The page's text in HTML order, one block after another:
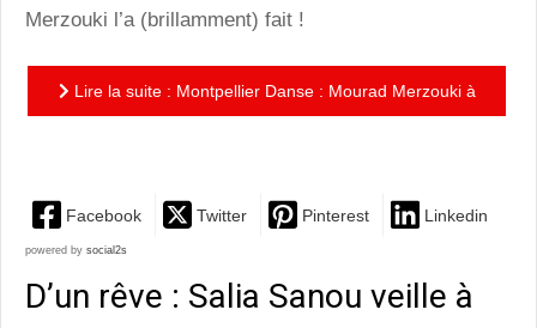
Merzouki l’a (brillamment) fait !
Lire la suite : Montpellier Danse : Mourad Merzouki à
Facebook Twitter Pinterest Linkedin
powered by social2s
D’un rêve : Salia Sanou veille à